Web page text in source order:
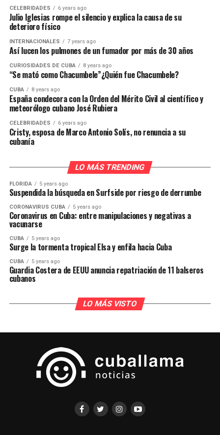
CELEBRIDADES 6 years ago
Julio Iglesias rompe el silencio y explica la causa de su
deterioro físico
INTERNACIONALES 7 years ago
Así lucen los pulmones de un fumador por más de 30 años
CURIOSIDADES DE CUBA 8 years ago
“Se mató como Chacumbele”¿Quién fue Chacumbele?
CUBA 8 years ago
España condecora con la Orden del Mérito Civil al científico y
meteorólogo cubano José Rubiera
CELEBRIDADES 6 years ago
Cristy, esposa de Marco Antonio Solís, no renuncia a su
cubanía
LO MÁS TRENDING
FLORIDA 5 years ago
Suspendida la búsqueda en Surfside por riesgo de derrumbe
CORONAVIRUS CUBA 5 years ago
Coronavirus en Cuba: entre manipulaciones y negativas a
vacunarse
CUBA 5 years ago
Surge la tormenta tropical Elsa y enfila hacia Cuba
CUBA 5 years ago
Guardia Costera de EEUU anuncia repatriación de 11 balseros
cubanos
LO MÁS VISTO